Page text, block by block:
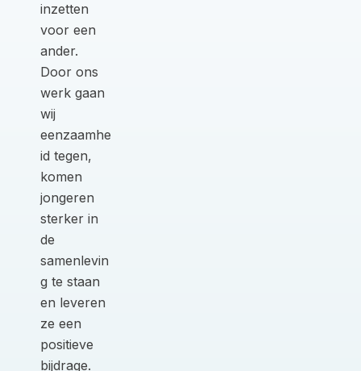
inzetten
voor een
ander.
Door ons
werk gaan
wij
eenzaamhe
id tegen,
komen
jongeren
sterker in
de
samenlevin
g te staan
en leveren
ze een
positieve
bijdrage.